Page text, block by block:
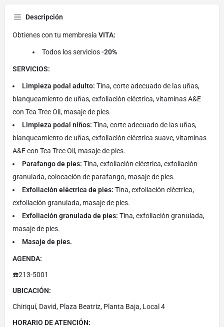
Descripción
Obtienes con tu membresía VITA:
Todos los servicios-20%
SERVICIOS:
Limpieza podal adulto: Tina, corte adecuado de las uñas,
blanqueamiento de uñas, exfoliación eléctrica, vitaminas A&E
con Tea Tree Oil, masaje de pies.
Limpieza podal niños: Tina, corte adecuado de las uñas,
blanqueamiento de uñas, exfoliación eléctrica suave, vitaminas
A&E con Tea Tree Oil, masaje de pies.
Parafango de pies: Tina, exfoliación eléctrica, exfoliación
granulada, colocación de parafango, masaje de pies.
Exfoliación eléctrica de pies: Tina, exfoliación eléctrica,
exfoliación granulada, masaje de pies.
Exfoliación granulada de pies: Tina, exfoliación granulada,
masaje de pies.
Masaje de pies.
AGENDA:
☎️213-5001
UBICACIÓN:
Chiriquí, David, Plaza Beatriz, Planta Baja, Local 4
HORARIO DE ATENCIÓN: